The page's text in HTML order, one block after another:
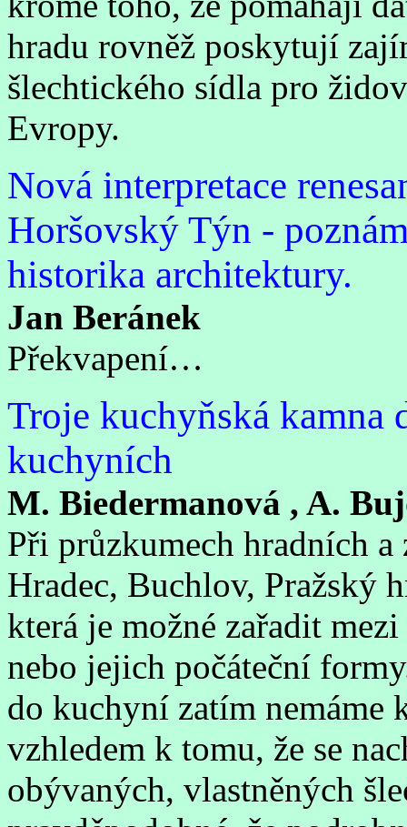
hradu rovněž poskytují
šlechtického sídla pro
Evropy.
Nová interpretace
Horšovský Týn -
historika architektury.
Jan Beránek
Překvapení…
Troje kuchyňská kamna
kuchyních
M. Biedermanová , A.
Při průzkumech hradních
Hradec, Buchlov, Pražský
která je možné zařadit
nebo jejich počáteční
do kuchyní zatím nemáme
vzhledem k tomu, že se
obývaných, vlastněných